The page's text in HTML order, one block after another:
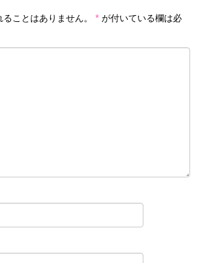
ことはありません。 * が付いている欄は必